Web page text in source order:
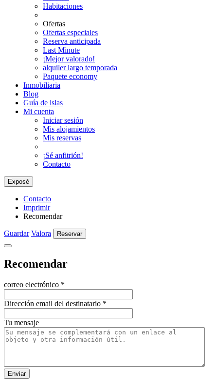
Habitaciones
Ofertas
Ofertas especiales
Reserva anticipada
Last Minute
¡Mejor valorado!
alquiler largo temporada
Paquete economy
Inmobiliaria
Blog
Guía de islas
Mi cuenta
Iniciar sesión
Mis alojamientos
Mis reservas
¡Sé anfitrión!
Contacto
Exposé
Contacto
Imprimir
Recomendar
Guardar Valora Reservar
Recomendar
correo electrónico *
Dirección email del destinatario *
Tu mensaje
Enviar